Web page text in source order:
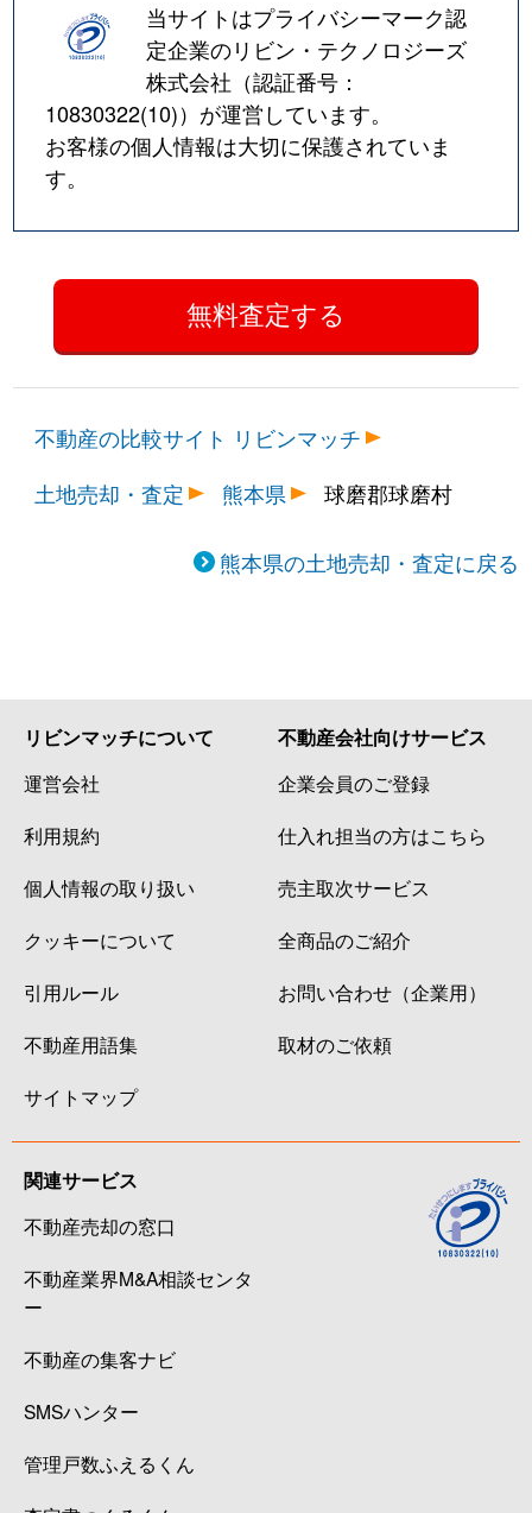
当サイトはプライバシーマーク認
定企業のリビン・テクノロジーズ
株式会社（認証番号：
10830322(10)）が運営しています。
お客様の個人情報は大切に保護されていま
す。
不動産の比較サイト リビンマッチ
土地売却・査定
熊本県 球磨郡球磨村
熊本県の土地売却・査定に戻る
リビンマッチについて
運営会社
利用規約
個人情報の取り扱い
クッキーについて
引用ルール
不動産用語集
サイトマップ
不動産会社向けサービス
企業会員のご登録
仕入れ担当の方はこちら
売主取次サービス
全商品のご紹介
お問い合わせ（企業用）
取材のご依頼
関連サービス
不動産売却の窓口
不動産業界M&A相談センタ
ー
不動産の集客ナビ
SMSハンター
管理戸数ふえるくん